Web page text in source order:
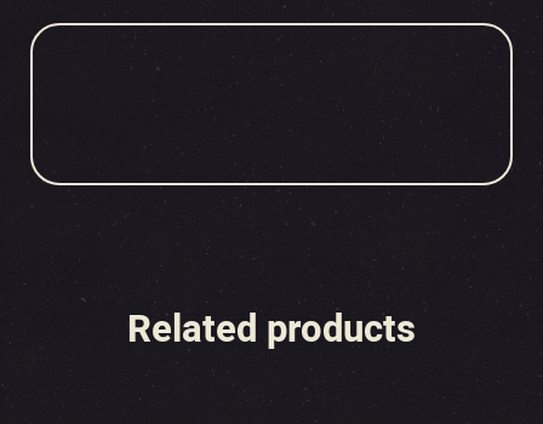
Related products